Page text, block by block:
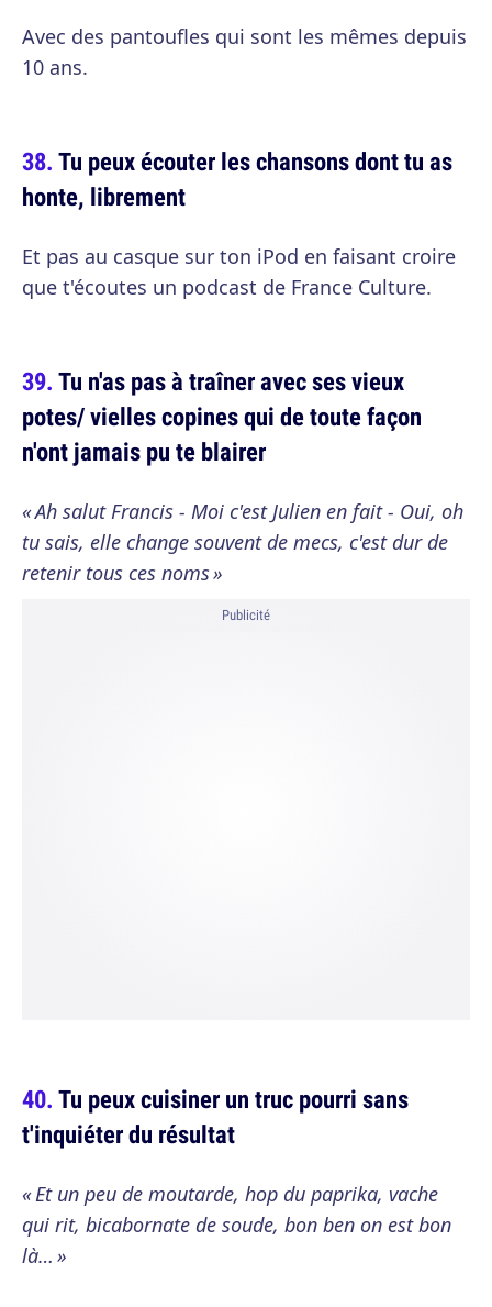
Avec des pantoufles qui sont les mêmes depuis
10 ans.
Tu peux écouter les chansons dont tu as
honte, librement
Et pas au casque sur ton iPod en faisant croire
que t'écoutes un podcast de France Culture.
Tu n'as pas à traîner avec ses vieux
potes/ vielles copines qui de toute façon
n'ont jamais pu te blairer
« Ah salut Francis - Moi c'est Julien en fait - Oui, oh
tu sais, elle change souvent de mecs, c'est dur de
retenir tous ces noms »
Publicité
Tu peux cuisiner un truc pourri sans
t'inquiéter du résultat
« Et un peu de moutarde, hop du paprika, vache
qui rit, bicabornate de soude, bon ben on est bon
là… »